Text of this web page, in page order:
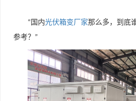
“ 国内光伏箱变厂家那么多，到底
参考？ ”